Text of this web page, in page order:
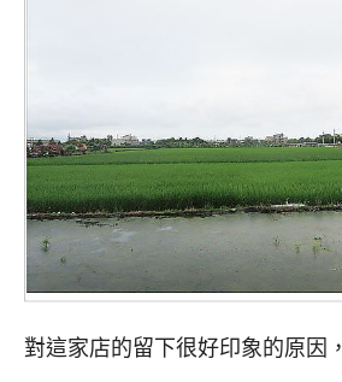
對這家店的留下很好印象的原因，